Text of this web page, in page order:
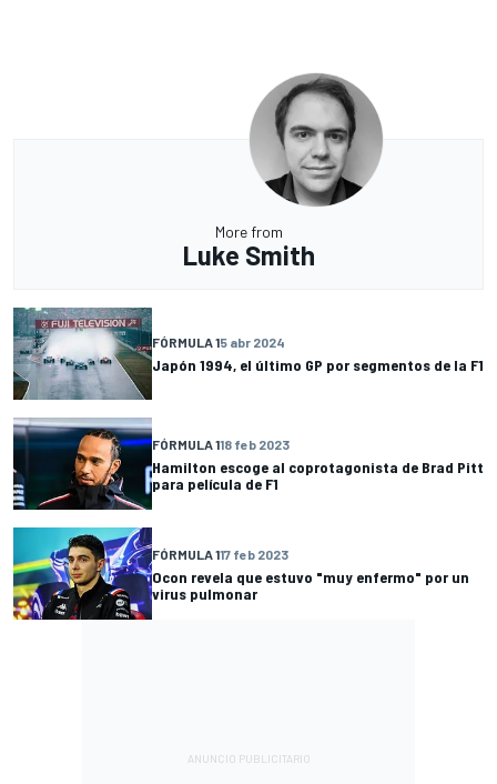
More from
Luke Smith
FÓRMULA 15 abr 2024
Japón 1994, el último GP por segmentos de la F1
FÓRMULA 118 feb 2023
Hamilton escoge al coprotagonista de Brad Pitt
para película de F1
FÓRMULA 117 feb 2023
Ocon revela que estuvo "muy enfermo" por un
virus pulmonar